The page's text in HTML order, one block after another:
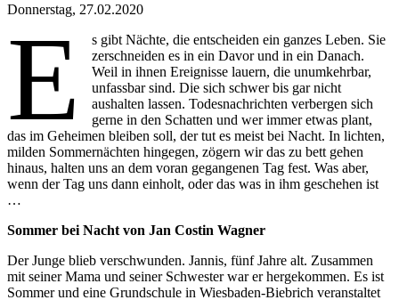
Donnerstag, 27.02.2020
E
s gibt Nächte, die entscheiden ein ganzes Leben. Sie
zerschneiden es in ein Davor und in ein Danach.
Weil in ihnen Ereignisse lauern, die unumkehrbar,
unfassbar sind. Die sich schwer bis gar nicht
aushalten lassen. Todesnachrichten verbergen sich
gerne in den Schatten und wer immer etwas plant,
das im Geheimen bleiben soll, der tut es meist bei Nacht. In lichten,
milden Sommernächten hingegen, zögern wir das zu bett gehen
hinaus, halten uns an dem voran gegangenen Tag fest. Was aber,
wenn der Tag uns dann einholt, oder das was in ihm geschehen ist
…
Sommer bei Nacht von Jan Costin Wagner
Der Junge blieb verschwunden. Jannis, fünf Jahre alt. Zusammen
mit seiner Mama und seiner Schwester war er hergekommen. Es ist
Sommer und eine Grundschule in Wiesbaden-Biebrich veranstaltet